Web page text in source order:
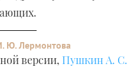
Ю. Лермонтова
версии, Пушкин А. С.